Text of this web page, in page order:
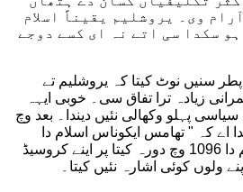
وی۔ یروشلیم یقیناً اسلام
سکدا سی اتے نہ ای کسے دوجے
سنیں نوٹ کیتا کہ یروشلیم تے
زیادہ ترا تفاق سی۔ خوبی ایہہ
پہلو وکھالی نئیں دیندا۔ بعد وچ
اے کہ " تھامس ایکوناس اسلام دا
پیروکار سی۔ اینے یروشلیم دا 1096 وچ دورہ کیتا پر اینے کروسیڈ
کوئی اشارہ نئیں کیتا۔